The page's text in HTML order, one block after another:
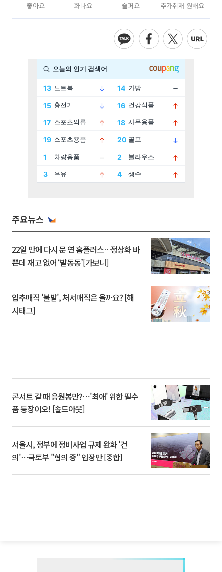
좋아요 화나요 슬퍼요 추가취재 원해요
주요뉴스
22일 만에 다시 문 연 홈플러스…정상화 바
쁜데 재고 없어 ‘발동동’[가보니]
입추매직 '불발', 처서매직은 올까요? [해
시태그]
콘서트 갈 때 응원봉만?⋯'최애' 위한 필수
품 등장이오! [솔드아웃]
서울시, 정부에 정비사업 규제 완화 '건
의'⋯국토부 "협의 중" 입장만 [종합]